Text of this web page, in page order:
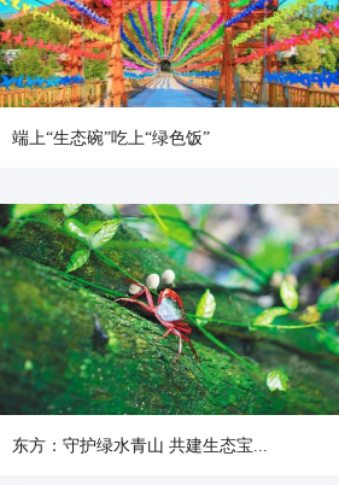
端上“生态碗”吃上“绿色饭”
东方：守护绿水青山 共建生态宝...